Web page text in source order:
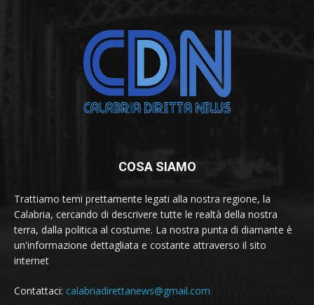
COSA SIAMO
Trattiamo temi prettamente legati alla nostra regione, la
Calabria, cercando di descrivere tutte le realtà della nostra
terra, dalla politica al costume. La nostra punta di diamante è
un'informazione dettagliata e costante attraverso il sito
internet
Contattaci: calabriadirettanews@gmail.com